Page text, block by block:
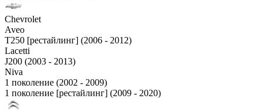
Chevrolet
Aveo
T250 [рестайлинг] (2006 - 2012)
Lacetti
J200 (2003 - 2013)
Niva
1 поколение (2002 - 2009)
1 поколение [рестайлинг] (2009 - 2020)